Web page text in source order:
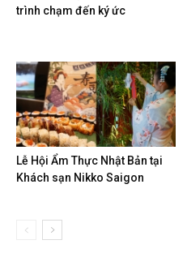
trình chạm đến ký ức
Lễ Hội Ẩm Thực Nhật Bản tại
Khách sạn Nikko Saigon